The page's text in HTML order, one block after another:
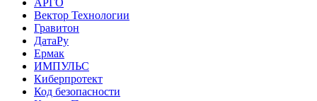
АРГО
Вектор Технологии
Гравитон
ДатаРу
Ермак
ИМПУЛЬС
Киберпротект
Код безопасности